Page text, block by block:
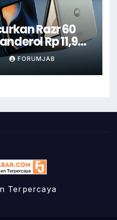
Razr 60
Rp 11,9
FORUMJAB
Terpercaya